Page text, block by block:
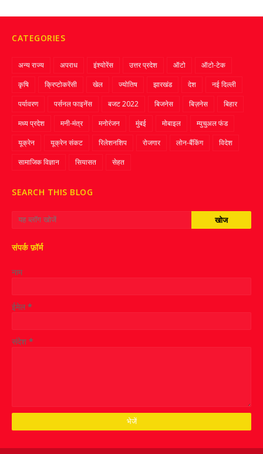
CATEGORIES
अन्य राज्य अपराध इंश्योरेंस उत्तर प्रदेश ऑटो
ऑटो-टेक
कृषि
क्रिप्‍टोकरेंसी खेल ज्‍योतिष झारखंड देश
नई दिल्ली
पर्यावरण
पर्सनल फाइनेंस बजट 2022 बिजनेस बिज़नेस
बिहार
मध्य प्रदेश
मनी-मंत्र मनोरंजन मुंबई मोबाइल
म्‍युचुअल फंड
यूक्रेन
यूक्रेन संकट रिलेशनशिप रोजगार लोन-बैंकिंग
विदेश
सामाजिक विज्ञान
सियासत सेहत
SEARCH THIS BLOG
संपर्क फ़ॉर्म
नाम
ईमेल*
संदेश *